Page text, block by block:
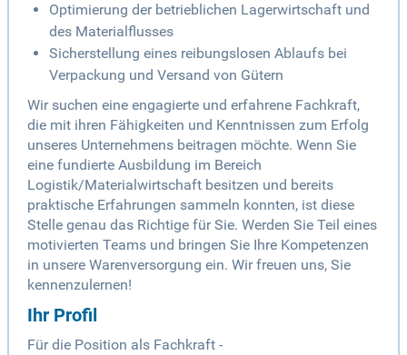
Optimierung der betrieblichen Lagerwirtschaft und
des Materialflusses
Sicherstellung eines reibungslosen Ablaufs bei
Verpackung und Versand von Gütern
Wir suchen eine engagierte und erfahrene Fachkraft,
die mit ihren Fähigkeiten und Kenntnissen zum Erfolg
unseres Unternehmens beitragen möchte. Wenn Sie
eine fundierte Ausbildung im Bereich
Logistik/Materialwirtschaft besitzen und bereits
praktische Erfahrungen sammeln konnten, ist diese
Stelle genau das Richtige für Sie. Werden Sie Teil eines
motivierten Teams und bringen Sie Ihre Kompetenzen
in unsere Warenversorgung ein. Wir freuen uns, Sie
kennenzulernen!
Ihr Profil
Für die Position als Fachkraft -